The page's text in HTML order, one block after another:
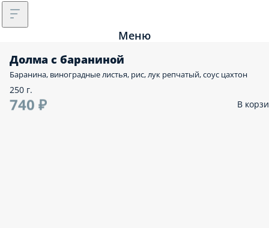
Меню
Долма с бараниной
Баранина, виноградные листья, рис, лук репчатый, соус цахтон
250 г.
740 ₽ В